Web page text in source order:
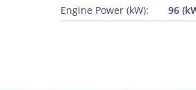
Engine Power (kW):
96